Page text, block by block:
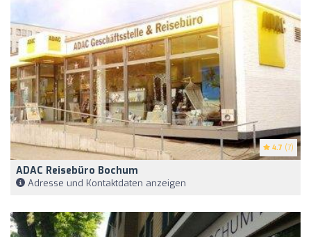
4.7 (7)
ADAC Reisebüro Bochum
Adresse und Kontaktdaten anzeigen